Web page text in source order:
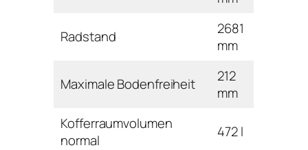
Radstand
2681
mm
Maximale Bodenfreiheit
212
mm
Kofferraumvolumen
normal
472 l